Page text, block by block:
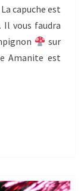
capuche est
Il vous faudra
sur
Amanite est